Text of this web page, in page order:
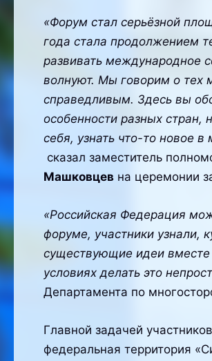
«Форум стал серьёзной
года стала продолжением
развивать международное
волнуют. Мы говорим о тех
справедливым. Здесь вы
особенности разных
себя, узнать что-то новое
сказал заместитель
Машковцевна церемонии
«Российская Федерация
форуме, участники узнали,
существующие идеи вместе
условиях делать это
Департамента по
Главной задачей
федеральная территория